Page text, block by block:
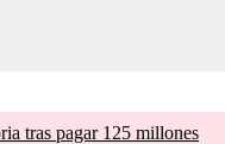
tras pagar 125 millones